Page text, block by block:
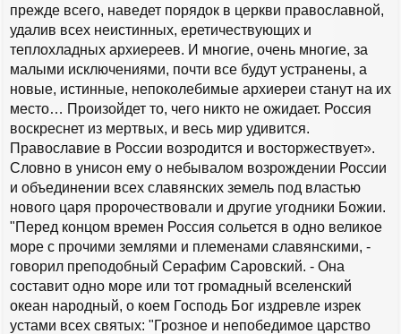
прежде всего, наведет порядок в церкви православной,
удалив всех неистинных, еретичествующих и
теплохладных архиереев. И многие, очень многие, за
малыми исключениями, почти все будут устранены, а
новые, истинные, непоколебимые архиереи станут на их
место… Произойдет то, чего никто не ожидает. Россия
воскреснет из мертвых, и весь мир удивится.
Православие в России возродится и восторжествует».
Словно в унисон ему о небывалом возрождении России
и объединении всех славянских земель под властью
нового царя пророчествовали и другие угодники Божии.
"Перед концом времен Россия сольется в одно великое
море с прочими землями и племенами славянскими, -
говорил преподобный Серафим Саровский. - Она
составит одно море или тот громадный вселенский
океан народный, о коем Господь Бог издревле изрек
устами всех святых: "Грозное и непобедимое царство